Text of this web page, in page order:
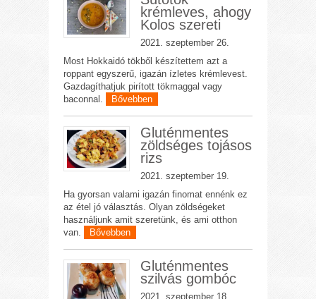
krémleves, ahogy
Kolos szereti
2021. szeptember 26.
Most Hokkaidó tökből készítettem azt a
roppant egyszerű, igazán ízletes krémlevest.
Gazdagíthatjuk pirított tökmaggal vagy
baconnal.
Bővebben
Gluténmentes
zöldséges tojásos
rizs
2021. szeptember 19.
Ha gyorsan valami igazán finomat ennénk ez
az étel jó választás. Olyan zöldségeket
használjunk amit szeretünk, és ami otthon
van.
Bővebben
Gluténmentes
szilvás gombóc
2021. szeptember 18.